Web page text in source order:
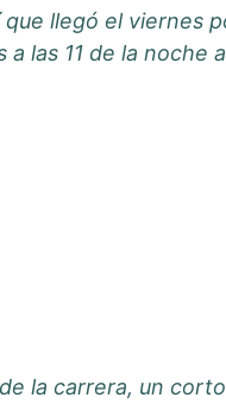
que llegó el viernes
a las 11 de la noche
la carrera, un